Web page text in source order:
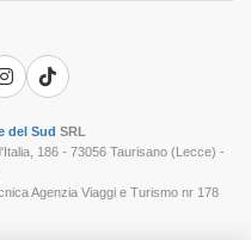
Instagram
TikTok
del Sud SRL
186 - 73056 Taurisano (Lecce) -
Agenzia Viaggi e Turismo nr 178